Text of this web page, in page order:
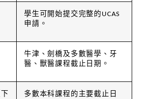
學生可開始提交完整的UCAS
申請。
牛津、劍橋及多數醫學、牙
醫、獸醫課程截止日期。
多數本科課程的主要截止日